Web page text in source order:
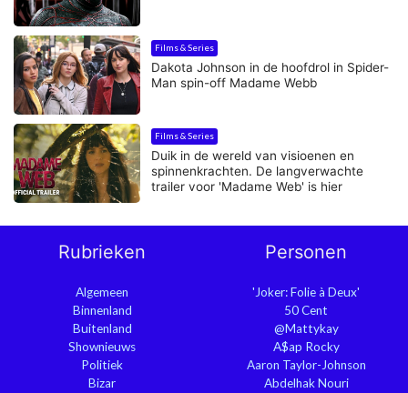
Films & Series
Dakota Johnson in de hoofdrol in Spider-
Man spin-off Madame Webb
Films & Series
Duik in de wereld van visioenen en
spinnenkrachten. De langverwachte
trailer voor 'Madame Web' is hier
Rubrieken
Algemeen
Binnenland
Buitenland
Shownieuws
Politiek
Bizar
Personen
'Joker: Folie à Deux'
50 Cent
@Mattykay
A$ap Rocky
Aaron Taylor-Johnson
Abdelhak Nouri